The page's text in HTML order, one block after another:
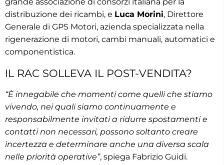
distribuzione dei ricambi, e Luca Morini, Direttore
Generale di GPS Motori, azienda specializzata nella
rigenerazione di motori, cambi manuali, automatici e
componentistica.
IL RAC SOLLEVA IL POST-VENDITA?
“È innegabile che momenti come quelli che stiamo
vivendo, nei quali siamo continuamente e
responsabilmente invitati a ridurre spostamenti e
contatti non necessari, possono soltanto creare
incertezza e determinare anche una diversa scala
nelle priorità operative”, spiega Fabrizio Guidi.